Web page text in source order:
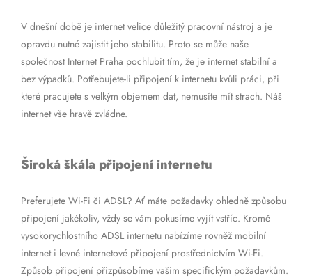
V dnešní době je internet velice důležitý pracovní nástroj a je
opravdu nutné zajistit jeho stabilitu. Proto se může naše
společnost Internet Praha pochlubit tím, že je internet stabilní a
bez výpadků. Potřebujete-li připojení k internetu kvůli práci, při
které pracujete s velkým objemem dat, nemusíte mít strach. Náš
internet vše hravě zvládne.
Široká škála připojení internetu
Preferujete Wi-Fi či ADSL? Ať máte požadavky ohledně způsobu
připojení jakékoliv, vždy se vám pokusíme vyjít vstříc. Kromě
vysokorychlostního ADSL internetu nabízíme rovněž mobilní
internet i levné internetové připojení prostřednictvím Wi-Fi.
Způsob připojení přizpůsobíme vašim specifickým požadavkům.